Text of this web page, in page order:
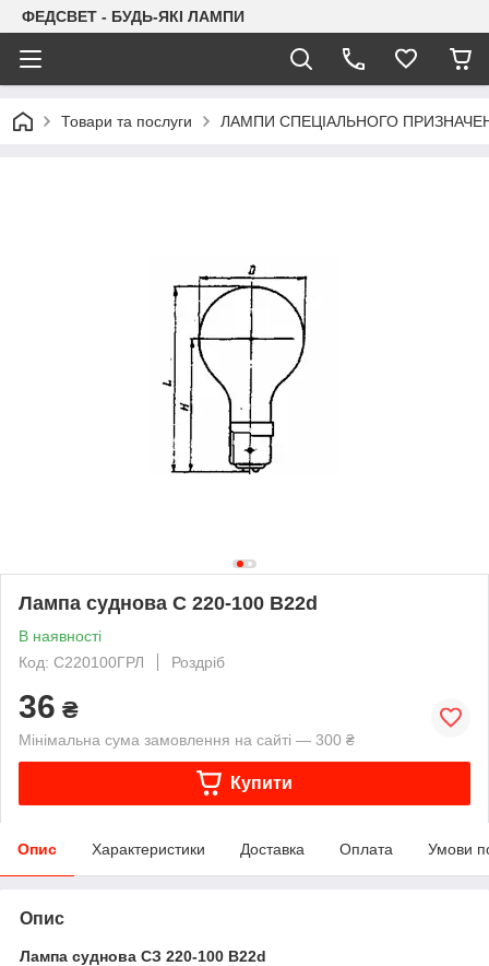
ФЕДСВЕТ - БУДЬ-ЯКІ ЛАМПИ
Товари та послуги ЛАМПИ СПЕЦІАЛЬНОГО
Лампа суднова С 220-100 B22d
В наявності
Код: С220100ГРЛ
Роздріб
36 ₴
Мінімальна сума замовлення на сайті — 300 ₴
Купити
Опис Характеристики Доставка Оплата Умови
Опис
Лампа суднова СЗ 220-100 B22d